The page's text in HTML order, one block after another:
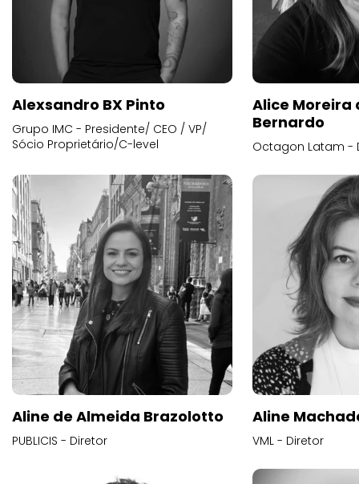
Alexsandro BX Pinto
Grupo IMC - Presidente/ CEO / VP/
Sócio Proprietário/C-level
Alice
Bernardo
Octagon Latam -
Aline de Almeida Brazolotto
PUBLICIS - Diretor
Aline
VML - Diretor